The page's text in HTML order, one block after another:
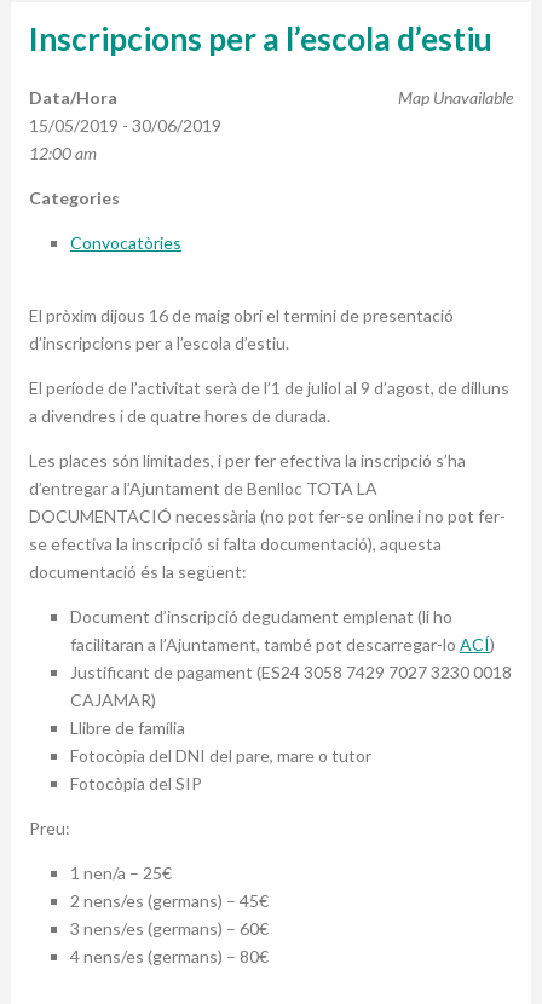
Inscripcions per a l’escola d’estiu
Map Unavailable
Data/Hora
15/05/2019 - 30/06/2019
12:00 am
Categories
Convocatòries
El pròxim dijous 16 de maig obri el termini de presentació
d’inscripcions per a l’escola d’estiu.
El període de l’activitat serà de l’1 de juliol al 9 d’agost, de dilluns
a divendres i de quatre hores de durada.
Les places són limitades, i per fer efectiva la inscripció s’ha
d’entregar a l’Ajuntament de Benlloc TOTA LA
DOCUMENTACIÓ necessària (no pot fer-se online i no pot fer-
se efectiva la inscripció si falta documentació), aquesta
documentació és la següent:
Document d’inscripció degudament emplenat (li ho
facilitaran a l’Ajuntament, també pot descarregar-lo ACÍ)
Justificant de pagament (ES24 3058 7429 7027 3230 0018
CAJAMAR)
Llibre de família
Fotocòpia del DNI del pare, mare o tutor
Fotocòpia del SIP
Preu:
1 nen/a – 25€
2 nens/es (germans) – 45€
3 nens/es (germans) – 60€
4 nens/es (germans) – 80€